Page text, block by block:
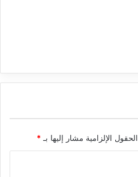
الحقول الإلزامية مشار إليها بـ*